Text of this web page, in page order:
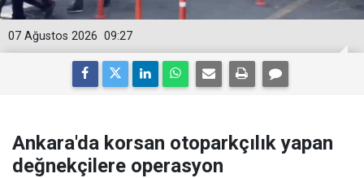
09:27
07 Ağustos 2026
Ankara'da korsan otoparkçılık yapan
değnekçilere operasyon